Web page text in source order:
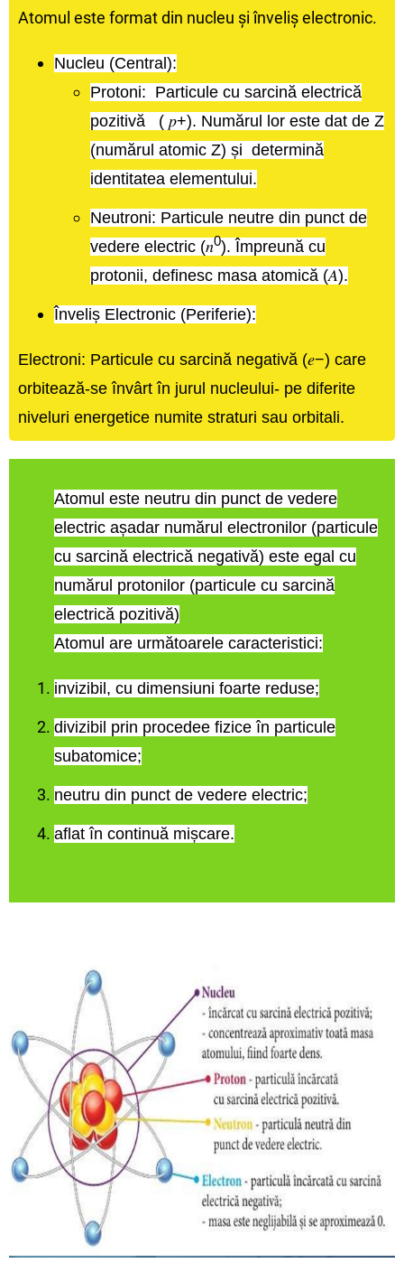
Atomul este format din nucleu și înveliș electronic.
Nucleu (Central):
Protoni: Particule cu sarcină electrică
pozitivă ( 𝑝+). Numărul lor este dat de Z
(numărul atomic Z) și determină
identitatea elementului.
Neutroni: Particule neutre din punct de
vedere electric (𝑛0). Împreună cu
protonii, definesc masa atomică (𝐴).
Înveliș Electronic (Periferie):
Electroni: Particule cu sarcină negativă (𝑒−) care
orbitează-se învârt în jurul nucleului- pe diferite
niveluri energetice numite straturi sau orbitali​​.
Atomul este neutru din punct de vedere
electric așadar numărul electronilor (particule
cu sarcină electrică negativă) este egal cu
numărul protonilor (particule cu sarcină
electrică pozitivă)
Atomul are următoarele caracteristici:
invizibil, cu dimensiuni foarte reduse;
divizibil prin procedee fizice în particule
subatomice;
neutru din punct de vedere electric;
aflat în continuă mișcare.